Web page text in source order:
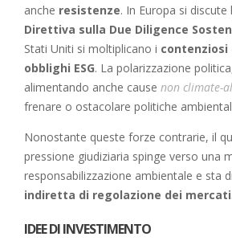
anche resistenze. In Europa si discute
Direttiva sulla Due Diligence
Stati Uniti si moltiplicano i
obblighi ESG. La polarizzazione
alimentando anche cause non climate-
frenare o ostacolare politiche
Nonostante queste forze contrarie, il
pressione giudiziaria spinge verso una
responsabilizzazione ambientale e sta
indiretta di regolazione dei mercati
IDEE DI INVESTIMENTO